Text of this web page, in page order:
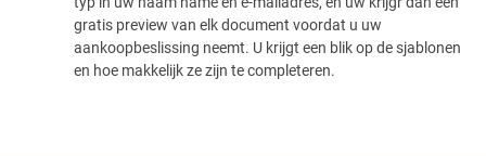
gratis preview van elk document voordat u uw
aankoopbeslissing neemt. U krijgt een blik op de sjablonen
en hoe makkelijk ze zijn te completeren.